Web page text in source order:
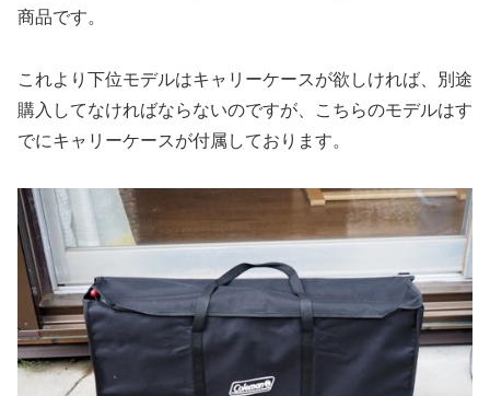
商品です。
これより下位モデルはキャリーケースが欲しければ、別途
購入してなければならないのですが、こちらのモデルはす
でにキャリーケースが付属しております。